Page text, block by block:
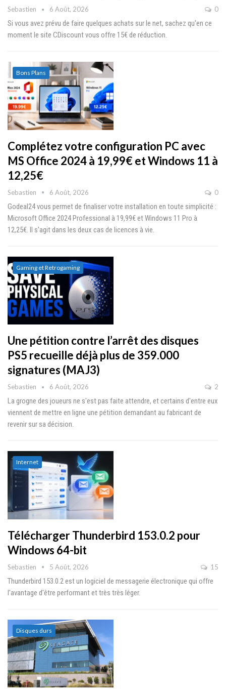
Sebastien 6 Août, 2026 0
Si vous avez prévu de faire quelques achats sur le net, sachez qu'en ce
moment le site CDiscount vous offre 15€ de réduction.
Bons Plans
Complétez votre configuration PC avec
MS Office 2024 à 19,99€ et Windows 11 à
12,25€
Sebastien 6 Août, 2026 0
Godeal24 vous permet de finaliser votre installation en toute simplicité :
Microsoft Office 2024 Professional à 19,99€ et Windows 11 Pro à
12,25€. Il s'agit dans les deux cas de licences à vie.
Gaming et Retrogaming
Une pétition contre l’arrêt des disques
PS5 recueille déjà plus de 359.000
signatures (MAJ3)
Sebastien 6 Août, 2026 2
La grogne des joueurs ne s'est pas faite attendre, et certains d'entre eux
viennent de mettre en ligne une pétition demandant au fabricant de
revenir sur sa décision.
Internet
Télécharger Thunderbird 153.0.2 pour
Windows 64-bit
Sebastien 5 Août, 2026 15
Thunderbird 153.0.2 est un logiciel de messagerie électronique qui offre
l'avantage d'être performant et très très léger.
Disques durs